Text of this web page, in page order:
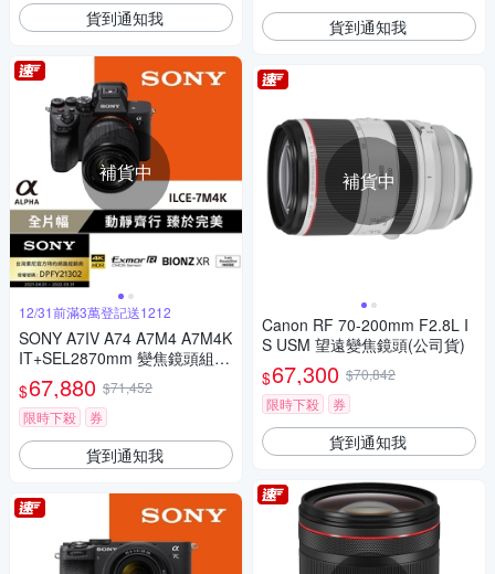
貨到通知我
補貨中
12/31前滿3萬登記送1212
SONY A7IV A74 A7M4 A7M4K
IT+SEL2870mm 變焦鏡頭組
(公司貨)
$67,880 $71,452
限時下殺
券
貨到通知我
貨到通知我
補貨中
Canon RF 70-200mm F2.8L I
S USM 望遠變焦鏡頭(公司貨)
$67,300 $70,842
限時下殺
券
貨到通知我